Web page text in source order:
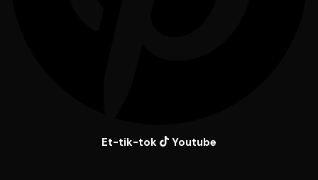
Et-tik-tok Youtube